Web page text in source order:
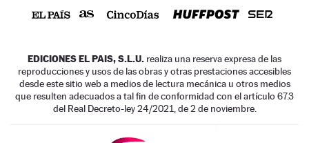
EDICIONES EL PAIS, S.L.U. realiza una reserva expresa de las
reproducciones y usos de las obras y otras prestaciones accesibles
desde este sitio web a medios de lectura mecánica u otros medios
que resulten adecuados a tal fin de conformidad con el artículo 67.3
del Real Decreto-ley 24/2021, de 2 de noviembre.